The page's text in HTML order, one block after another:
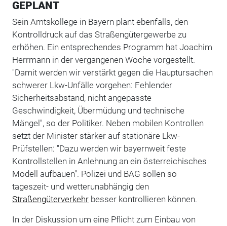
GEPLANT
Sein Amtskollege in Bayern plant ebenfalls, den
Kontrolldruck auf das Straßengütergewerbe zu
erhöhen. Ein entsprechendes Programm hat Joachim
Herrmann in der vergangenen Woche vorgestellt.
"Damit werden wir verstärkt gegen die Hauptursachen
schwerer Lkw-Unfälle vorgehen: Fehlender
Sicherheitsabstand, nicht angepasste
Geschwindigkeit, Übermüdung und technische
Mängel", so der Politiker. Neben mobilen Kontrollen
setzt der Minister stärker auf stationäre Lkw-
Prüfstellen: "Dazu werden wir bayernweit feste
Kontrollstellen in Anlehnung an ein österreichisches
Modell aufbauen". Polizei und BAG sollen so
tageszeit- und wetterunabhängig den
Straßengüterverkehrbesser kontrollieren können.
In der Diskussion um eine Pflicht zum Einbau von